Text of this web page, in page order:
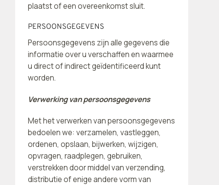
plaatst of een overeenkomst sluit.
PERSOONSGEGEVENS
Persoonsgegevens zijn alle gegevens die
informatie over u verschaffen en waarmee
u direct of indirect geïdentificeerd kunt
worden.
Verwerking van persoonsgegevens
Met het verwerken van persoonsgegevens
bedoelen we: verzamelen, vastleggen,
ordenen, opslaan, bijwerken, wijzigen,
opvragen, raadplegen, gebruiken,
verstrekken door middel van verzending,
distributie of enige andere vorm van